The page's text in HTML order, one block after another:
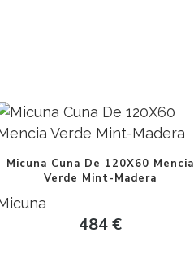
Micuna Cuna De 120X60 Mencia
Verde Mint-Madera
484€